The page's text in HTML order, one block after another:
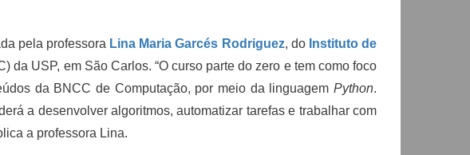
pela professora Lina Maria Garcés Rodriguez, do Instituto de
da USP, em São Carlos. “O curso parte do zero e tem como foco
da BNCC de Computação, por meio da linguagem Python.
a desenvolver algoritmos, automatizar tarefas e trabalhar com
a professora Lina.